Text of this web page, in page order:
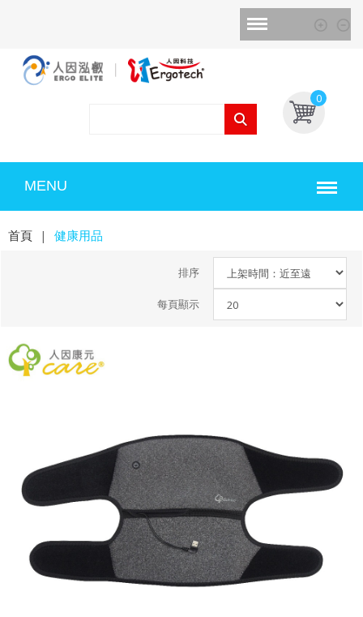
0
MENU
首頁 | 健康用品
排序
每頁顯示